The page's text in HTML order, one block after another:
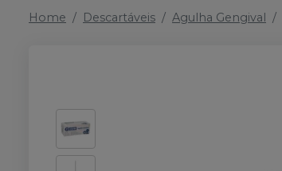
Home Descartáveis Agulha Gengival